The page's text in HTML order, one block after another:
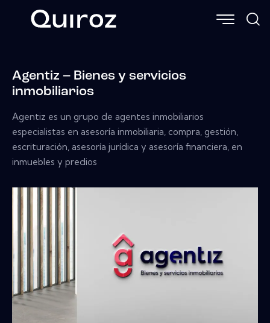
Agentiz – Bienes y servicios
inmobiliarios
Agentiz es un grupo de agentes inmobiliarios
especialistas en asesoría inmobiliaria, compra, gestión,
escrituración, asesoría jurídica y asesoría financiera, en
inmuebles y predios